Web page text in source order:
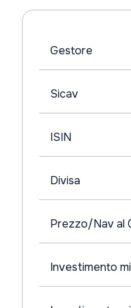
Gestore
Sicav
ISIN
Divisa
Prezzo/Nav
Investimento